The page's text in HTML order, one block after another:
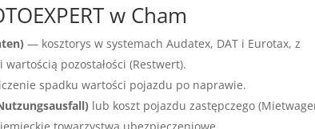
w Cham
— kosztorys w systemach Audatex, DAT i Eurotax, z
pozostałości (Restwert).
spadku wartości pojazdu po naprawie.
lub koszt pojazdu zastępczego